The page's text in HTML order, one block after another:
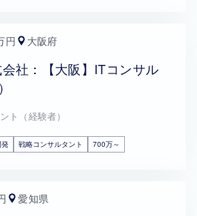
円 大阪府
社：【大阪】ITコンサル
ト（経験者）
戦略コンサルタント 700万～
愛知県